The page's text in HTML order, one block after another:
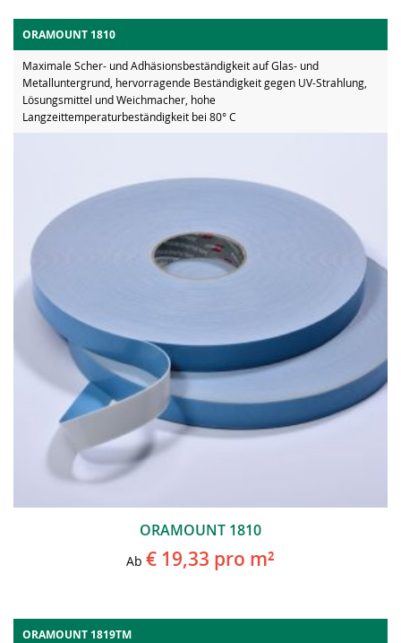
ORAMOUNT 1810
Maximale Scher- und Adhäsionsbeständigkeit auf Glas- und
Metalluntergrund, hervorragende Beständigkeit gegen UV-Strahlung,
Lösungsmittel und Weichmacher, hohe
Langzeittemperaturbeständigkeit bei 80° C
ORAMOUNT 1810
Ab € 19,33 pro m²
ORAMOUNT 1819TM